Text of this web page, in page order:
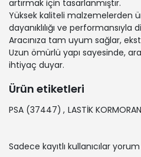
artırmak için tasarlanmıştır.
Yüksek kaliteli malzemelerden
dayanıklılığı ve
Aracınıza tam uyum sağlar,
Uzun ömürlü yapı sayesinde,
ihtiyaç duyar.
Ürün etiketleri
PSA (37447) , LASTİK KORMORAN
Sadece kayıtlı kullanıcılar